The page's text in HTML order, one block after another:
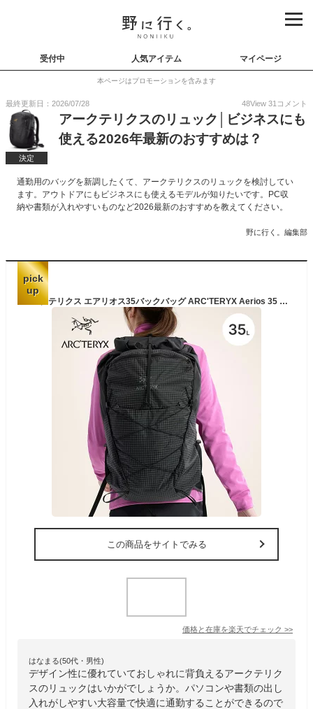
受付中 人気アイテム マイページ
本ページはプロモーションを含みます
最終更新日：2026/07/28 48View 31 コメント
決定
アークテリクスのリュック│ビジネスにも
使える2026年最新のおすすめは？
通勤用のバッグを新調したくて、アークテリクスのリュックを検討してい
ます。アウトドアにもビジネスにも使えるモデルが知りたいです。PC収
納や書類が入れやすいものなど2026最新のおすすめを教えてください。
野に行く。編集部
pick
up
アークテリクス エアリオス35バックバッグ ARC'TERYX Aerios 35 Backpack カバン リュック デイバッグ ハイキング 登山 arcteryx おしゃれ キャンプ アウトドア
この商品をサイトでみる
価格と在庫を楽天でチェック >>
はなまる(50代・男性)
デザイン性に優れていておしゃれに背負えるアークテリク
スのリュックはいかがでしょうか。パソコンや書類の出し
入れがしやすい大容量で快適に通勤することができるので